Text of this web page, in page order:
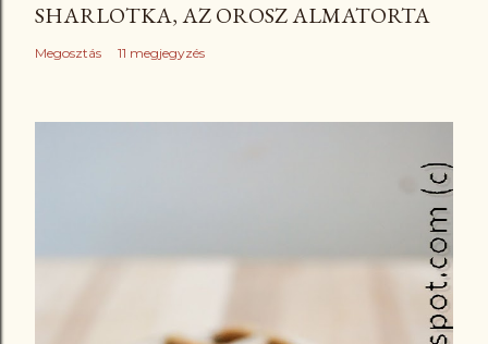
SHARLOTKA, AZ OROSZ ALMATORTA
Megosztás 11 megjegyzés